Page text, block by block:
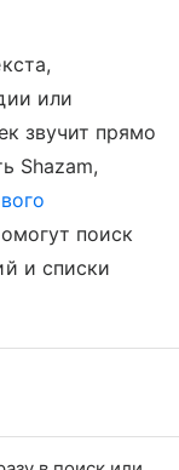
или
звучит прямо
Shazam,
поиск
и списки